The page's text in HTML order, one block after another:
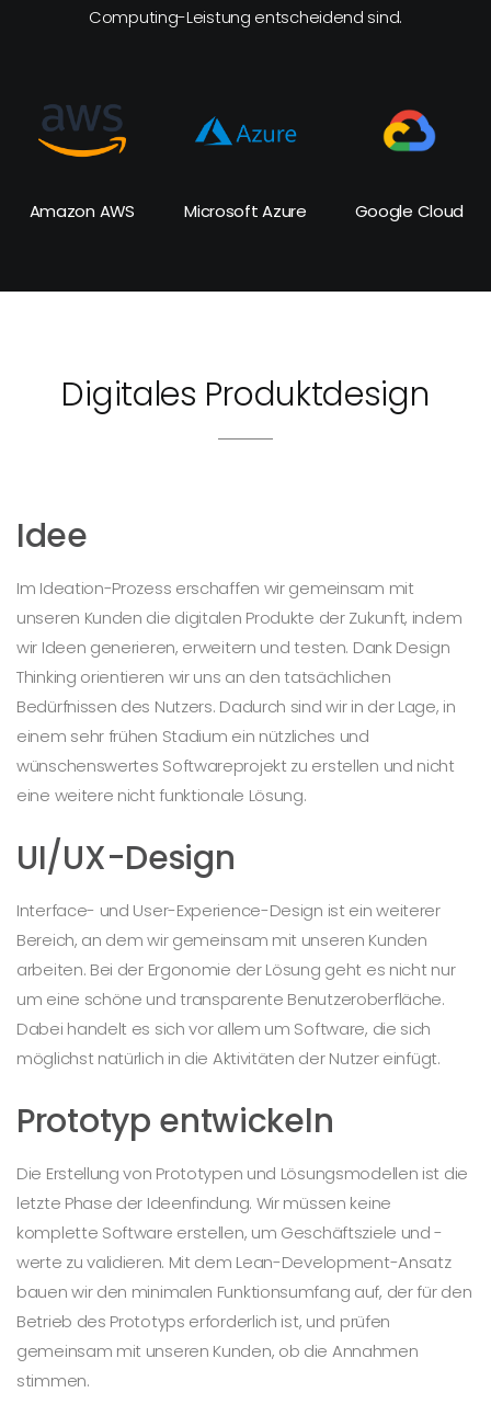
Computing-Leistung entscheidend sind.
Amazon AWS Microsoft Azure Google Cloud
Digitales Produktdesign
Idee
Im Ideation-Prozess erschaffen wir gemeinsam mit
unseren Kunden die digitalen Produkte der Zukunft, indem
wir Ideen generieren, erweitern und testen. Dank Design
Thinking orientieren wir uns an den tatsächlichen
Bedürfnissen des Nutzers. Dadurch sind wir in der Lage, in
einem sehr frühen Stadium ein nützliches und
wünschenswertes Softwareprojekt zu erstellen und nicht
eine weitere nicht funktionale Lösung.
UI/UX-Design
Interface- und User-Experience-Design ist ein weiterer
Bereich, an dem wir gemeinsam mit unseren Kunden
arbeiten. Bei der Ergonomie der Lösung geht es nicht nur
um eine schöne und transparente Benutzeroberfläche.
Dabei handelt es sich vor allem um Software, die sich
möglichst natürlich in die Aktivitäten der Nutzer einfügt.
Prototyp entwickeln
Die Erstellung von Prototypen und Lösungsmodellen ist die
letzte Phase der Ideenfindung. Wir müssen keine
komplette Software erstellen, um Geschäftsziele und -
werte zu validieren. Mit dem Lean-Development-Ansatz
bauen wir den minimalen Funktionsumfang auf, der für den
Betrieb des Prototyps erforderlich ist, und prüfen
gemeinsam mit unseren Kunden, ob die Annahmen
stimmen.